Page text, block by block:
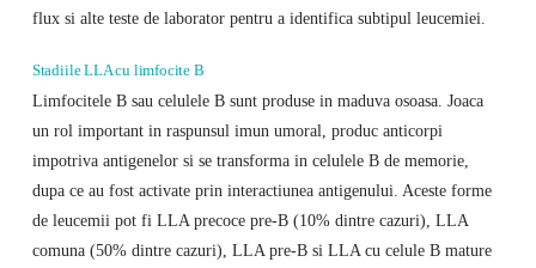
flux si alte teste de laborator pentru a identifica subtipul leucemiei.
Stadiile LLA cu limfocite B
Limfocitele B sau celulele B sunt produse in maduva osoasa. Joaca
un rol important in raspunsul imun umoral, produc anticorpi
impotriva antigenelor si se transforma in celulele B de memorie,
dupa ce au fost activate prin interactiunea antigenului. Aceste forme
de leucemii pot fi LLA precoce pre-B (10% dintre cazuri), LLA
comuna (50% dintre cazuri), LLA pre-B si LLA cu celule B mature